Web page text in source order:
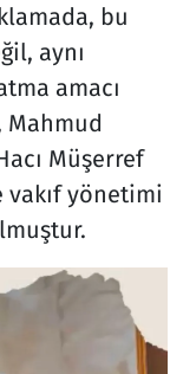
bu
aynı
amacı
Mahmud
Müşerref
yönetimi